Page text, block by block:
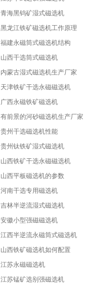
青海黑钨矿湿式磁选机
黑龙江铁矿磁选机工作原理
福建永磁筒式磁选机结构
山西干选筒式磁选机
内蒙古湿式磁选机生产厂家
天津铁矿干选永磁磁选机
广西永磁铁矿磁选机
有前景的河砂磁选机生产厂家
贵州干选磁选机性能
贵州钛铁矿湿式磁选机
山西铁矿干选永磁磁选机
山西平板磁选机的参数
河南干选专用磁选机
吉林半逆流湿式磁选机
安徽小型强磁磁选机
江西半逆流永磁筒式磁选机
山西铁矿磁选机如何配置
江苏永磁磁选机
江苏锰矿选别强磁选机